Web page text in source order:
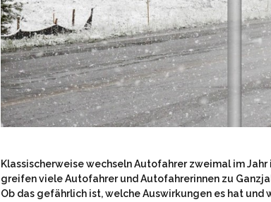
Klassischerweise wechseln Autofahrer zweimal im
greifen viele Autofahrer und Autofahrerinnen zu
Ob das gefährlich ist, welche Auswirkungen es hat